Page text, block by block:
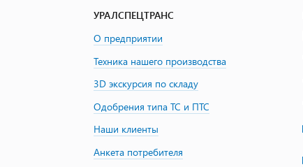
УРАЛСПЕЦТРАНС
О предприятии
Техника нашего производства
3D экскурсия по складу
Одобрения типа ТС и ПТС
Наши клиенты
Анкета потребителя